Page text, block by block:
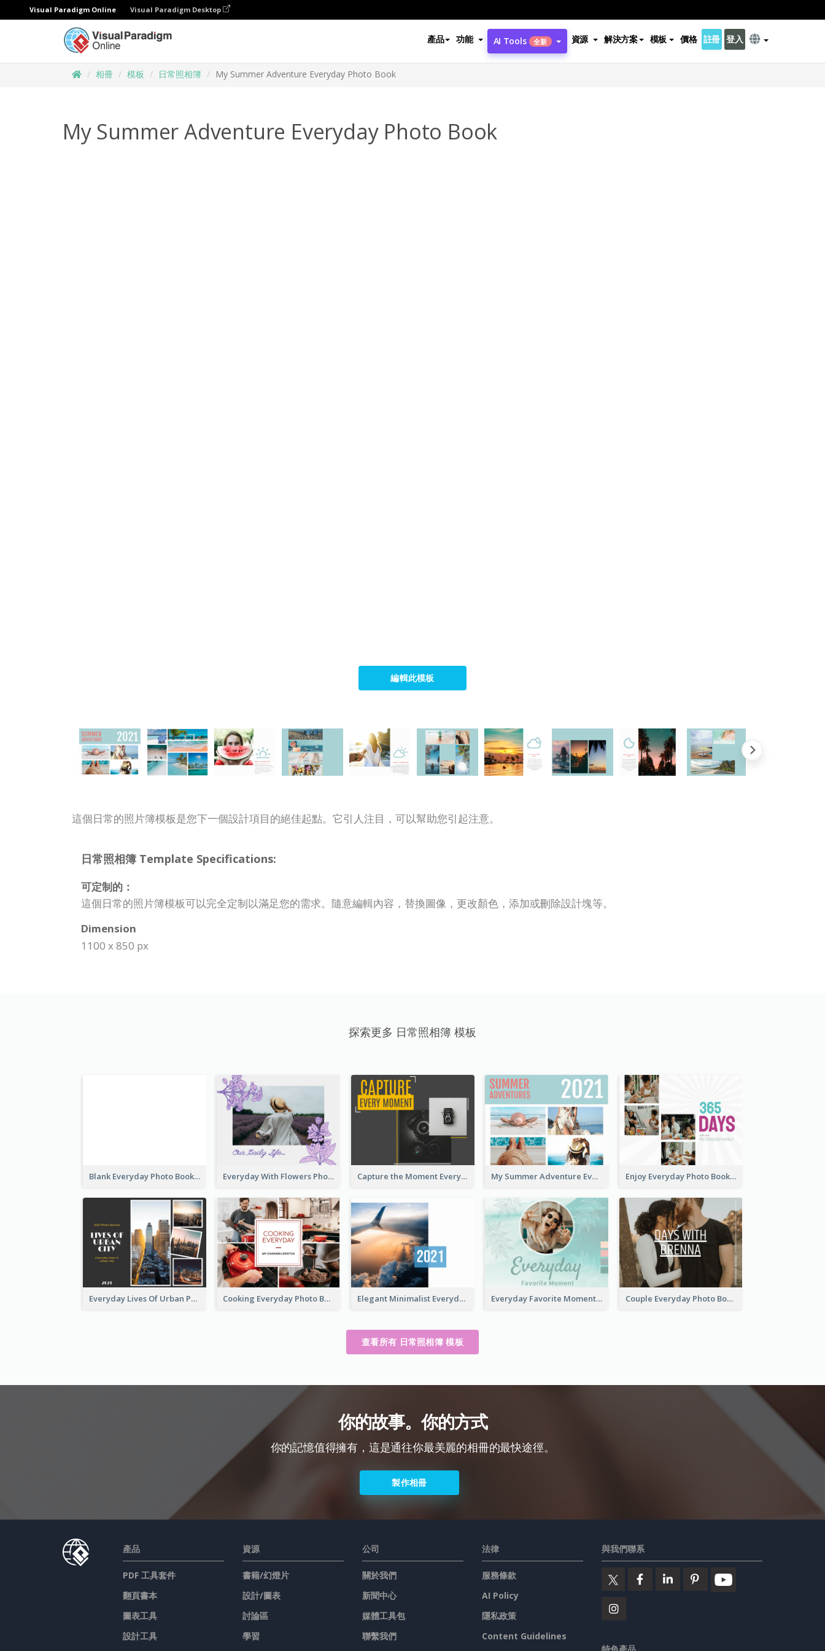
Visual Paradigm Online Visual Paradigm Desktop
產品 功能 AI Tools 全新 資源 解決方案 模板 價格 註冊 登入
相冊 模板 日常照相簿 My Summer Adventure Everyday Photo Book
My Summer Adventure Everyday Photo Book
編輯此模板
這個日常的照片簿模板是您下一個設計項目的絕佳起點。它引人注目，可以幫助您引起注意。
日常照相簿 Template Specifications:
可定制的：
這個日常的照片簿模板可以完全定制以滿足您的需求。隨意編輯內容，替換圖像，更改顏色，添加或刪除設計塊等。
Dimension
1100 x 850 px
探索更多 日常照相簿 模板
Blank Everyday Photo Book Everyday With Flowers Photo Book Capture the Moment Everyday Photo Book My Summer Adventure Everyday Photo Book Enjoy Everyday Photo Book
Everyday Lives Of Urban Photo Book Cooking Everyday Photo Book Elegant Minimalist Everyday Photo Book Everyday Favorite Moment Photo Book Couple Everyday Photo Book
查看所有 日常照相簿 模板
你的故事。你的方式
你的記憶值得擁有，這是通往你最美麗的相冊的最快途徑。
製作相冊
產品
PDF 工具套件
翻頁書本
圖表工具
設計工具
資源
書籍/幻燈片
設計/圖表
討論區
學習
公司
關於我們
新聞中心
媒體工具包
聯繫我們
法律
服務條款
AI Policy
隱私政策
Content Guidelines
與我們聯系